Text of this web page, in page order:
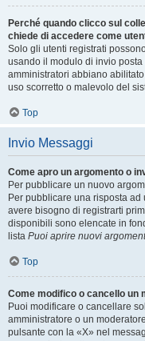
Perché quando clicco sul
chiede di accedere come
Solo gli utenti registrati
usando il modulo di invio
amministratori abbiano
uso scorretto o malevolo del
Top
Invio Messaggi
Come apro un argomento o
Per pubblicare un nuovo
Per pubblicare una risposta ad
avere bisogno di registrarti
disponibili sono elencate in
lista Puoi aprire nuovi
Top
Come modifico o cancello un
Puoi modificare o cancellare
amministratore o un
pulsante con la «X» nel